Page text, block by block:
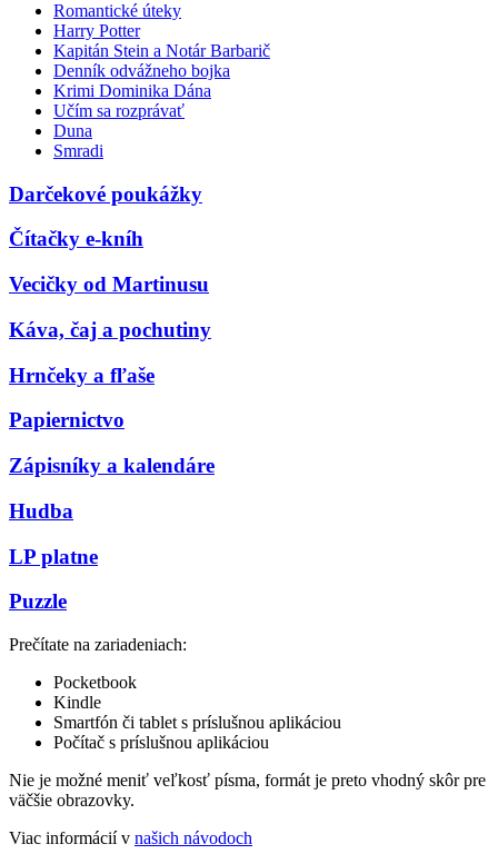
Romantické úteky
Harry Potter
Kapitán Stein a Notár Barbarič
Denník odvážneho bojka
Krimi Dominika Dána
Učím sa rozprávať
Duna
Smradi
Darčekové poukážky
Čítačky e-kníh
Vecičky od Martinusu
Káva, čaj a pochutiny
Hrnčeky a fľaše
Papiernictvo
Zápisníky a kalendáre
Hudba
LP platne
Puzzle
Prečítate na zariadeniach:
Pocketbook
Kindle
Smartfón či tablet s príslušnou aplikáciou
Počítač s príslušnou aplikáciou
Nie je možné meniť veľkosť písma, formát je preto vhodný skôr pre
väčšie obrazovky.
Viac informácií v našich návodoch